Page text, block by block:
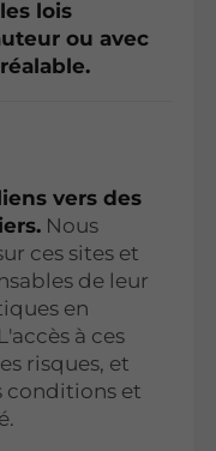
lois
ou avec
vers des
Nous
ces sites et
de leur
en
à ces
risques, et
conditions et